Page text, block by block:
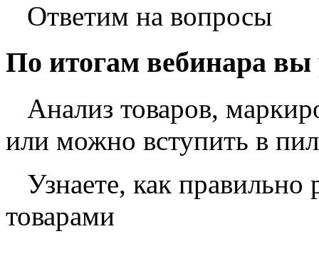
Ответим на вопросы
По итогам вебинара вы
Анализ товаров,
или можно вступить в
Узнаете, как
товарами